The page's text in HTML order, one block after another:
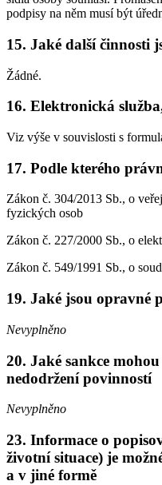
podpisy na něm musí být
15. Jaké další činnosti
Žádné.
16. Elektronická
Viz výše v souvislosti s
17. Podle kterého
Zákon č. 304/2013 Sb., o
fyzických osob
Zákon č. 227/2000 Sb., o
Zákon č. 549/1991 Sb., o
19. Jaké jsou opravné
Nevyplněno
20. Jaké sankce
nedodržení povinností
Nevyplněno
23. Informace o
životní situace) je
a v jiné formě